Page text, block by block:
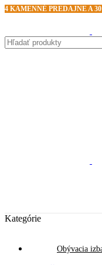
4 KAMENNÉ PREDAJNE A
Kategórie
Obývacia